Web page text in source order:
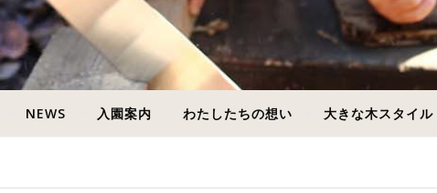
NEWS 入園案内 わたしたちの想い 大きな木スタイル